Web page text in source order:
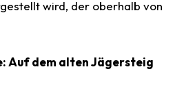
wird, der oberhalb von
Auf dem alten Jägersteig